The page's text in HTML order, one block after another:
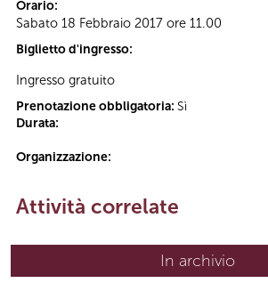
Orario:
Sabato 18 Febbraio 2017 ore 11.00
Biglietto d'ingresso:
Ingresso gratuito
Prenotazione obbligatoria: Sì
Durata:
Organizzazione:
Attività correlate
In archivio